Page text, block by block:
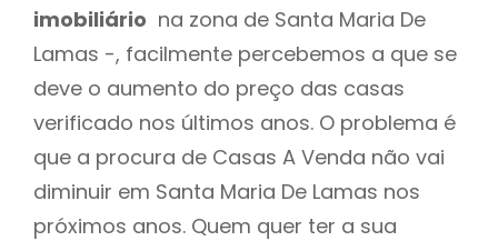
imobiliário na zona de Santa Maria De
Lamas -, facilmente percebemos a que se
deve o aumento do preço das casas
verificado nos últimos anos. O problema é
que a procura de Casas A Venda não vai
diminuir em Santa Maria De Lamas nos
próximos anos. Quem quer ter a sua